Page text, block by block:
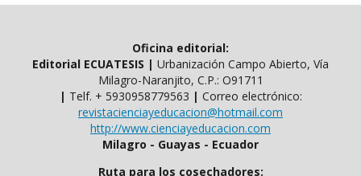
Oficina editorial:
Editorial ECUATESIS | Urbanización Campo Abierto, Vía
Milagro-Naranjito, C.P.: O91711
| Telf. ​​+ 5930958779563 | Correo electrónico:
revistacienciayeducacion@hotmail.com
http://www.cienciayeducacion.com
Milagro - Guayas - Ecuador
Ruta para los cosechadores: